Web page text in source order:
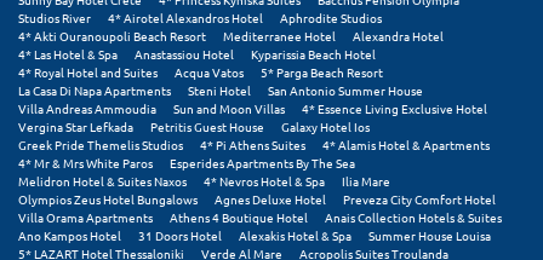
Πλαταμώνας
Πλύτρα Λακωνίας
Πόρος
Πόρτο Χέλι
Πρέβεζα
Πύλος
Studios River
4* Airotel Alexandros Hotel
Aphrodite Studios
4* Akti Ouranoupoli Beach Resort
Mediterranee Hotel
Alexandra Hotel
4* Las Hotel & Spa
Anastassiou Hotel
Kyparissia Beach Hotel
4* Royal Hotel and Suites
Acqua Vatos
5* Parga Beach Resort
La Casa Di Napa Apartments
Steni Hotel
San Antonio Summer House
Villa Andreas Ammoudia
Sun and Moon Villas
4* Essence Living Exclusive Hotel
Vergina Star Lefkada
Petritis Guest House
Galaxy Hotel Ios
Greek Pride Themelis Studios
4* Pi Athens Suites
4* Alamis Hotel & Apartments
4* Mr & Mrs White Paros
Esperides Apartments By The Sea
Melidron Hotel & Suites Naxos
4* Nevros Hotel & Spa
Ilia Mare
Olympios Zeus Hotel Bungalows
Agnes Deluxe Hotel
Preveza City Comfort Hotel
Villa Orama Apartments
Athens 4 Boutique Hotel
Anais Collection Hotels & Suites
Ano Kampos Hotel
31 Doors Hotel Alexakis Hotel & Spa
Summer House Louisa
5* LAZART Hotel Thessaloniki
Verde Al Mare
Acropolis Suites Troulanda